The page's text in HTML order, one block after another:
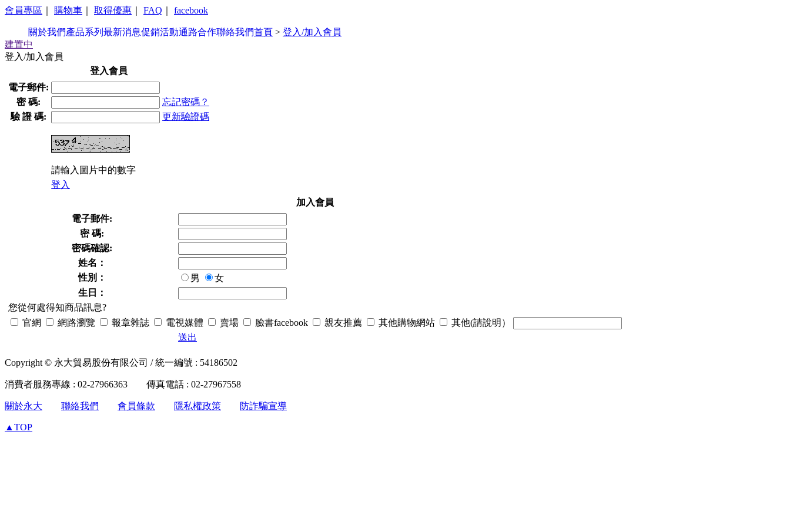
會員專區 購物車 取得優惠 FAQ facebook
關於我們產品系列 最新消息促銷活動通路合作聯絡我們首頁 > 登入/加入會員
建置中
登入/加入會員
登入會員
電子郵件:
密 碼:
忘記密碼？
驗 證 碼:
更新驗證碼
請輸入圖片中的數字
登入
加入會員
電子郵件:
密 碼:
密碼確認:
姓名：
性別：
男
女
生日：
您從何處得知商品訊息?
官網
網路瀏覽 報章雜誌 電視媒體 賣場 臉書facebook 親友推薦 其他購物網站
其他(請說明）
送出
Copyright © 永大貿易股份有限公司 / 統一編號 : 54186502
消費者服務專線 : 02-27966363 傳真電話 : 02-27967558
關於永大 聯絡我們 會員條款 隱私權政策 防詐騙宣導
▲TOP